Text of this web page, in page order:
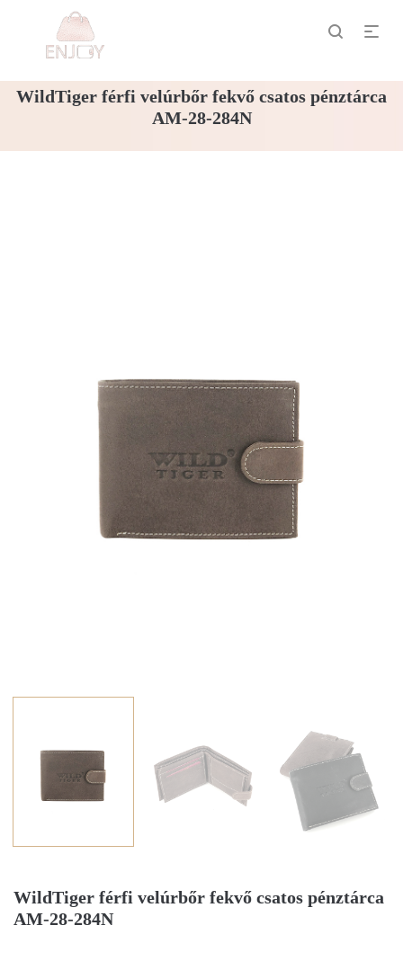
WildTiger férfi velúrbőr fekvő csatos pénztárca
AM-28-284N
WildTiger férfi velúrbőr fekvő csatos pénztárca
AM-28-284N